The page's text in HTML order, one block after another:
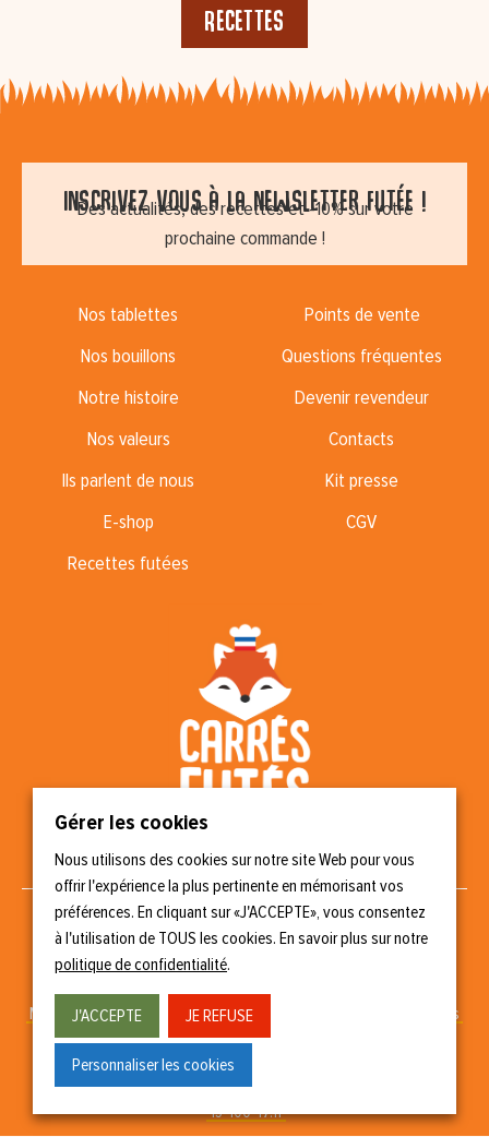
Recettes
Inscrivez vous à la newsletter futée !
Des actualités, des recettes et -10% sur votre
prochaine commande !
Nos tablettes
Nos bouillons
Notre histoire
Nos valeurs
Ils parlent de nous
E-shop
Recettes futées
Points de vente
Questions fréquentes
Devenir revendeur
Contacts
Kit presse
CGV
Nous suivre
Mentions légales – Politique de confidentialité Gérer les cookies
Conception & réalisation
15-100-17.fr
Gérer les cookies
Nous utilisons des cookies sur notre site Web pour vous
offrir l'expérience la plus pertinente en mémorisant vos
préférences. En cliquant sur «J'ACCEPTE», vous consentez
à l'utilisation de TOUS les cookies. En savoir plus sur notre
politique de confidentialité.
J'ACCEPTE JE REFUSE
Personnaliser les cookies